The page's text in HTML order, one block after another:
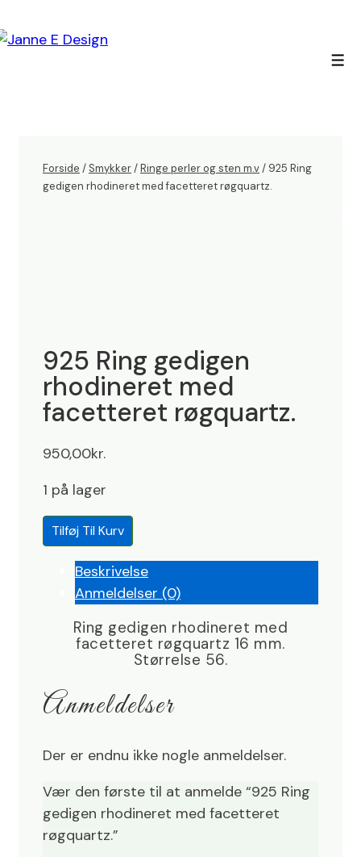
Hop
Forside / Smykker/Ringe perler og sten m.v/ 925 Ring
gedigen rhodineret med facetteret røgquartz.
925 Ring gedigen
rhodineret med
facetteret røgquartz.
950,00kr.
1 på lager
925
Ring
gedigen
rhodineret
facetteret
Tilføj Til Kurv
Beskrivelse
Anmeldelser (0)
Ring gedigen rhodineret med
facetteret røgquartz 16 mm.
Størrelse 56.
Anmeldelser
Der er endnu ikke nogle anmeldelser.
Vær den første til at anmelde “925 Ring
gedigen rhodineret med facetteret
røgquartz.”